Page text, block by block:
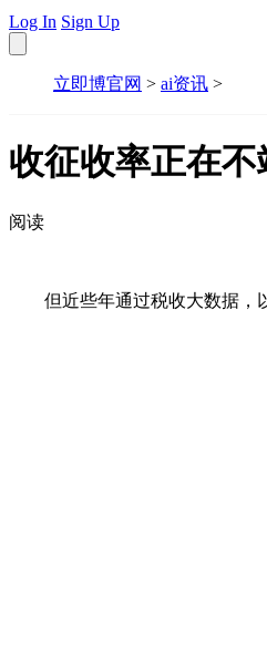
Log In Sign Up
立即博官网 > ai资讯 >
收征收率正在不
阅读
但近些年通过税收大数据，以